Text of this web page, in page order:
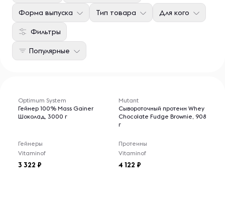
Фильтры
Форма выпуска Тип товара Для кого
Популярные
Optimum System
Гейнер 100% Mass Gainer
Шоколад, 3000 г
Гейнеры
Vitaminof
3 322
Mutant
Сывороточный протеин Whey
Chocolate Fudge Brownie, 908
г
Протеины
Vitaminof
4 122